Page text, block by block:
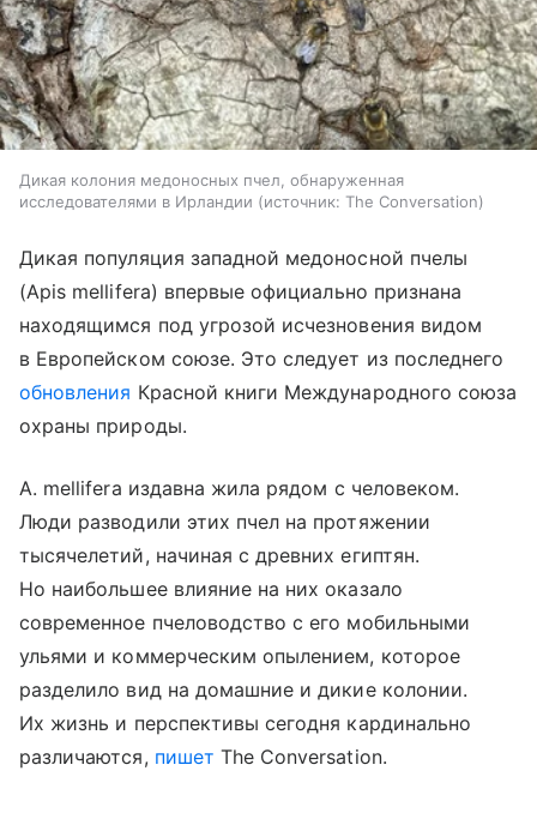
Дикая колония медоносных пчел, обнаруженная
исследователями в Ирландии
источник: The Conversation
Дикая популяция западной медоносной пчелы
(Apis mellifera) впервые официально признана
находящимся под угрозой исчезновения видом
в Европейском союзе. Это следует из последнего
обновления Красной книги Международного союза
охраны природы.
A. mellifera издавна жила рядом с человеком.
Люди разводили этих пчел на протяжении
тысячелетий, начиная с древних египтян.
Но наибольшее влияние на них оказало
современное пчеловодство с его мобильными
ульями и коммерческим опылением, которое
разделило вид на домашние и дикие колонии.
Их жизнь и перспективы сегодня кардинально
различаются, пишет The Conversation.